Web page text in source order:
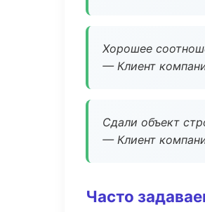
Хорошее
— Клиент
Сдали объект
— Клиент
Часто